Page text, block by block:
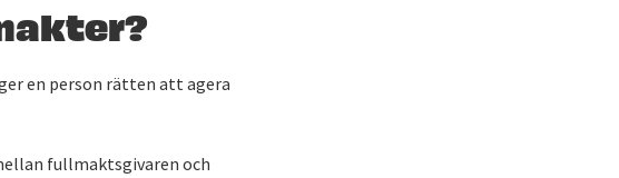
en person rätten att agera
fullmaktsgivaren och